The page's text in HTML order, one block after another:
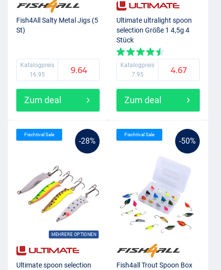
leichtenForellenrutein Kombination mit einer sehr dünnen
ist ein Blinker von nur wenigen Gramm sehr erfolgreich. Forellen
sind echte Räuber und lassen sich so einen kleinen Blinker nicht
Fish4All Salty Metal Jigs (5
St)
Katalogpreis
16.95
9.64
Zum deal
Ultimate ultralight spoon
selection Größe 1 4,5g 4
Stück
Katalogpreis
7.95
4.67
Zum deal
-28%
MEHRERE OPTIONEN
Fischtival Sale
Ultimate spoon selection
-50%
Fischtival Sale
Fish4all Trout Spoon Box